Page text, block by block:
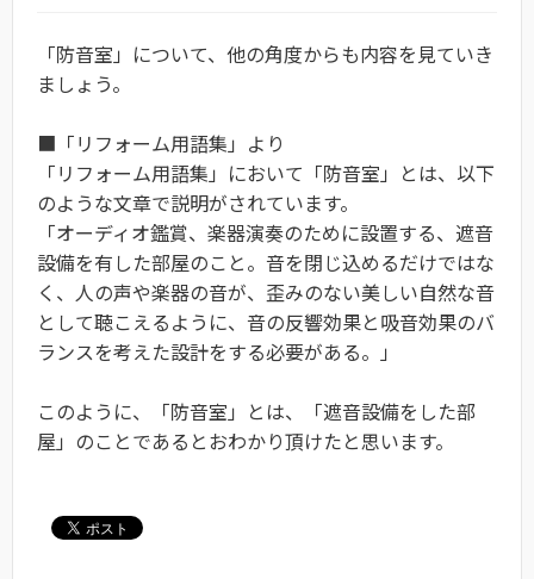
「防音室」について、他の角度からも内容を見ていき
ましょう。
■「リフォーム用語集」より
「リフォーム用語集」において「防音室」とは、以下
のような文章で説明がされています。
「オーディオ鑑賞、楽器演奏のために設置する、遮音
設備を有した部屋のこと。音を閉じ込めるだけではな
く、人の声や楽器の音が、歪みのない美しい自然な音
として聴こえるように、音の反響効果と吸音効果のバ
ランスを考えた設計をする必要がある。」
このように、「防音室」とは、「遮音設備をした部
屋」のことであるとおわかり頂けたと思います。